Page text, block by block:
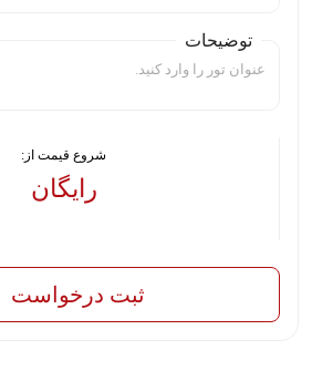
توضیحات
شروع قیمت از:
رایگان
ثبت درخواست